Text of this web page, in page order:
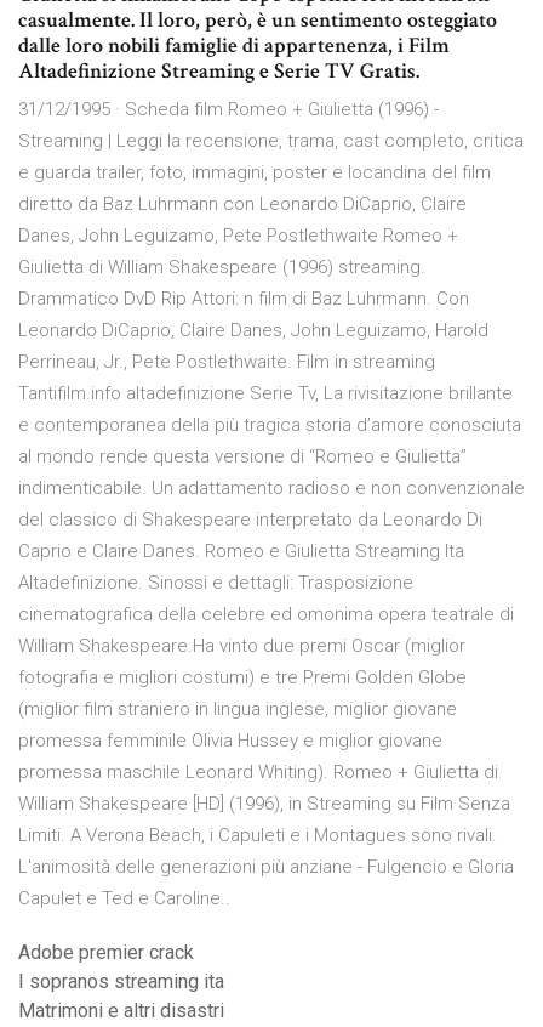
casualmente. Il loro, però, è un sentimento osteggiato
dalle loro nobili famiglie di appartenenza, i Film
Altadefinizione Streaming e Serie TV Gratis.
31/12/1995 · Scheda film Romeo + Giulietta (1996) -
Streaming | Leggi la recensione, trama, cast completo, critica
e guarda trailer, foto, immagini, poster e locandina del film
diretto da Baz Luhrmann con Leonardo DiCaprio, Claire
Danes, John Leguizamo, Pete Postlethwaite Romeo +
Giulietta di William Shakespeare (1996) streaming.
Drammatico DvD Rip Attori: n film di Baz Luhrmann. Con
Leonardo DiCaprio, Claire Danes, John Leguizamo, Harold
Perrineau, Jr., Pete Postlethwaite. Film in streaming
Tantifilm.info altadefinizione Serie Tv, La rivisitazione brillante
e contemporanea della più tragica storia d’amore conosciuta
al mondo rende questa versione di “Romeo e Giulietta”
indimenticabile. Un adattamento radioso e non convenzionale
del classico di Shakespeare interpretato da Leonardo Di
Caprio e Claire Danes. Romeo e Giulietta Streaming Ita
Altadefinizione. Sinossi e dettagli: Trasposizione
cinematografica della celebre ed omonima opera teatrale di
William Shakespeare.Ha vinto due premi Oscar (miglior
fotografia e migliori costumi) e tre Premi Golden Globe
(miglior film straniero in lingua inglese, miglior giovane
promessa femminile Olivia Hussey e miglior giovane
promessa maschile Leonard Whiting). Romeo + Giulietta di
William Shakespeare [HD] (1996), in Streaming su Film Senza
Limiti. A Verona Beach, i Capuleti e i Montagues sono rivali.
L'animosità delle generazioni più anziane - Fulgencio e Gloria
Capulet e Ted e Caroline..
Adobe premier crack
I sopranos streaming ita
Matrimoni e altri disastri